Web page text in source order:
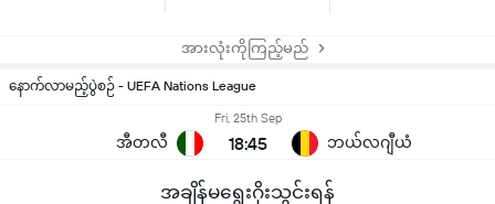
အားလုံးကိုကြည့်မည်
နောက်လာမည့်ပွဲစဉ် - UEFA Nations League
အီတလီ
Fri, 25th Sep
18:45 ဘယ်လဂျီယံ
အချိန်မရွေးဂိုးသွင်းရန်